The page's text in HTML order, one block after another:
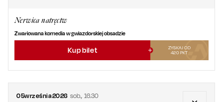
Nerwica natręctw
Zwariowana komedia w gwiazdorskiej obsadzie
Kup bilet
ZYSKAJ OD
420 PKT
05września2026 sob., 16.30